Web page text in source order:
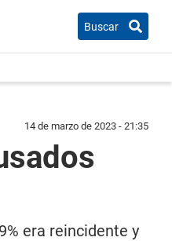
Buscar
14 de marzo de 2023 - 21:35
era reincidente y